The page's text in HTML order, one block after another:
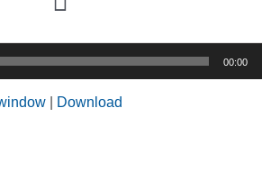
Toggle
Navigation
00:00
Download